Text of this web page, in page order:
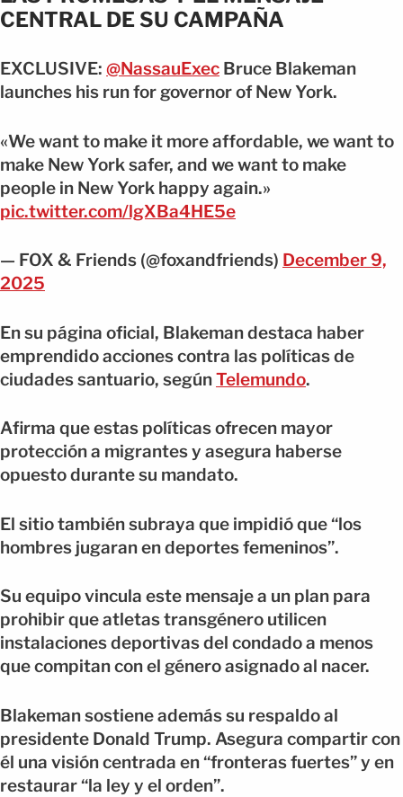
CENTRAL DE SU CAMPAÑA
EXCLUSIVE: @NassauExec Bruce Blakeman
launches his run for governor of New York.
«We want to make it more affordable, we want to
make New York safer, and we want to make
people in New York happy again.»
pic.twitter.com/lgXBa4HE5e
— FOX & Friends (@foxandfriends) December 9,
2025
En su página oficial, Blakeman destaca haber
emprendido acciones contra las políticas de
ciudades santuario, segúnTelemundo.
Afirma que estas políticas ofrecen mayor
protección a migrantes y asegura haberse
opuesto durante su mandato.
El sitio también subraya que impidió que “los
hombres jugaran en deportes femeninos”.
Su equipo vincula este mensaje a un plan para
prohibir que atletas transgénero utilicen
instalaciones deportivas del condado a menos
que compitan con el género asignado al nacer.
Blakeman sostiene además su respaldo al
presidente Donald Trump. Asegura compartir con
él una visión centrada en “fronteras fuertes” y en
restaurar “la ley y el orden”.